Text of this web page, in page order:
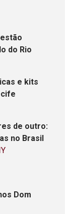
do Rio
e kits
de outro:
no Brasil
Dom